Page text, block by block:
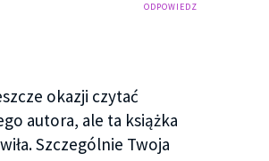
ODPOWIEDZ
okazji czytać
autora, ale ta książka
Szczególnie Twoja